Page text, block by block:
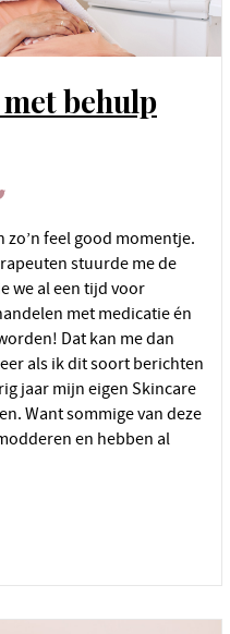
zo’n feel good momentje.
stuurde me de
we al een tijd voor
met medicatie én
Dat kan me dan
als ik dit soort berichten
jaar mijn eigen Skincare
Want sommige van deze
en hebben al